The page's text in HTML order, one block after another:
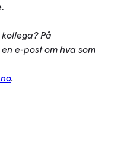
På
e-post om hva som
.